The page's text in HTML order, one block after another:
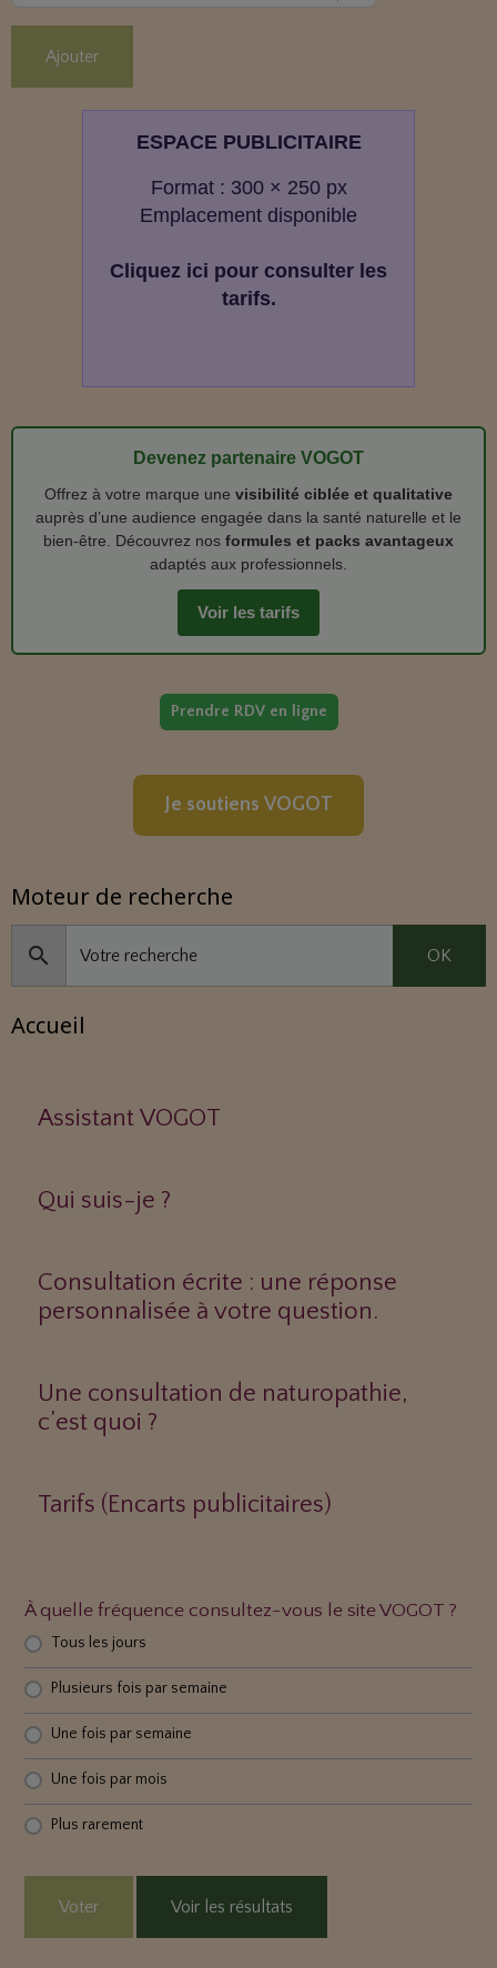
Ajouter
ESPACE PUBLICITAIRE
Format : 300 × 250 px
Emplacement disponible
Cliquez ici pour consulter les
tarifs.
Devenez partenaire VOGOT
Offrez à votre marque une visibilité ciblée et qualitative
auprès d’une audience engagée dans la santé naturelle et le
bien‑être. Découvrez nos formules et packs avantageux
adaptés aux professionnels.
Voir les tarifs
Prendre RDV en ligne
Je soutiens VOGOT
Moteur de recherche
OK
Accueil
Assistant VOGOT
Qui suis-je ?
Consultation écrite : une réponse
personnalisée à votre question.
Une consultation de naturopathie,
c’est quoi ?
Tarifs (Encarts publicitaires)
À quelle fréquence consultez-vous le site VOGOT ?
Tous les jours
Plusieurs fois par semaine
Une fois par semaine
Une fois par mois
Plus rarement
Voter Voir les résultats